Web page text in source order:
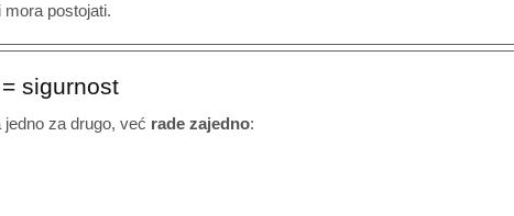
postojati.
sigurnost
za drugo, već rade zajedno: